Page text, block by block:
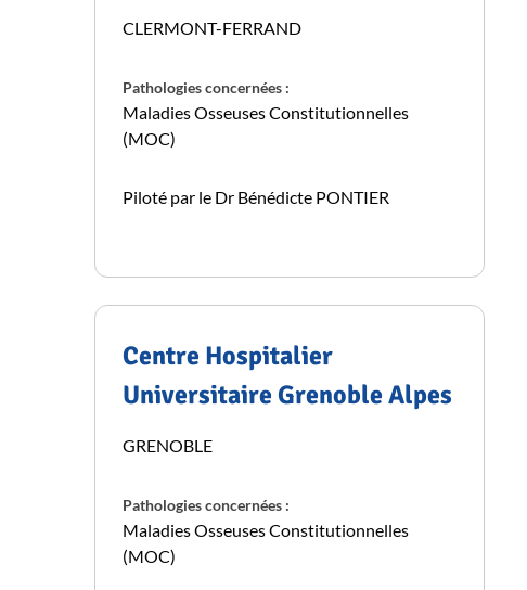
CLERMONT-FERRAND
Pathologies concernées :
Maladies Osseuses Constitutionnelles
(MOC)
Piloté par le Dr Bénédicte PONTIER
Centre Hospitalier
Universitaire Grenoble Alpes
GRENOBLE
Pathologies concernées :
Maladies Osseuses Constitutionnelles
(MOC)